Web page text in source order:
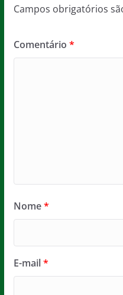
Campos obrigatórios
Comentário *
Nome*
E-mail*